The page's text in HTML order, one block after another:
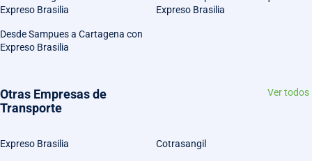
Expreso Brasilia
Expreso Brasilia
Desde Sampues a Cartagena con
Expreso Brasilia
Otras Empresas de
Transporte
Ver todos
Expreso Brasilia Cotrasangil